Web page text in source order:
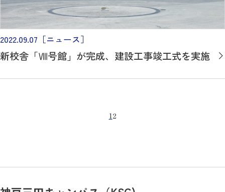
2022.09.07 ［ニュース］
新校舎「Ⅷ号館」が完成、建設工事竣工式を実施
12